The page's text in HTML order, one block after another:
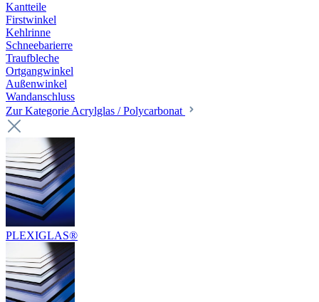
Kantteile
Firstwinkel
Kehlrinne
Schneebarierre
Traufbleche
Ortgangwinkel
Außenwinkel
Wandanschluss
Zur Kategorie Acrylglas / Polycarbonat
PLEXIGLAS®